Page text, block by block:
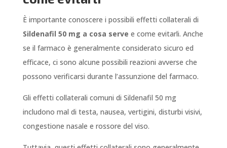
È importante conoscere i possibili effetti collaterali di
Sildenafil 50 mg a cosa serve e come evitarli. Anche
se il farmaco è generalmente considerato sicuro ed
efficace, ci sono alcune possibili reazioni avverse che
possono verificarsi durante l’assunzione del farmaco.
Gli effetti collaterali comuni di Sildenafil 50 mg
includono mal di testa, nausea, vertigini, disturbi visivi,
congestione nasale e rossore del viso.